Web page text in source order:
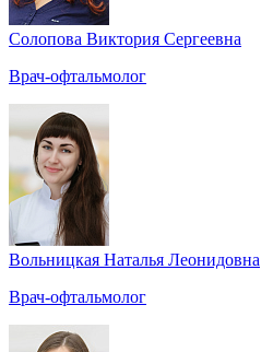
Солопова Виктория Сергеевна
Врач-офтальмолог
Вольницкая Наталья Леонидовна
Врач-офтальмолог